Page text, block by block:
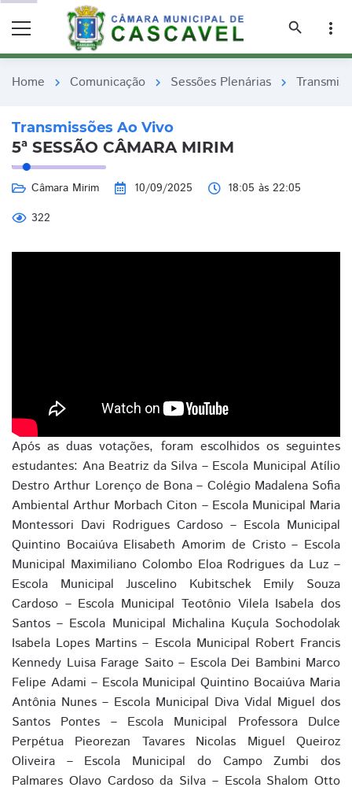
search
more_vert
Home chevron_right Comunicação chevron_right Sessões Plenárias chevron_right
Transmissões Ao Vivo
5ª SESSÃO CÂMARA MIRIM
Câmara Mirim 10/09/2025
18:05 às 22:05
322
Após as duas votações, foram escolhidos os seguintes
estudantes: Ana Beatriz da Silva – Escola Municipal Atílio
Destro Arthur Lorenço de Bona – Colégio Madalena Sofia
Ambiental Arthur Morbach Citon – Escola Municipal Maria
Montessori Davi Rodrigues Cardoso – Escola Municipal
Quintino Bocaiúva Elisabeth Amorim de Cristo – Escola
Municipal Maximiliano Colombo Eloa Rodrigues da Luz –
Escola Municipal Juscelino Kubitschek Emily Souza
Cardoso – Escola Municipal Teotônio Vilela Isabela dos
Santos – Escola Municipal Michalina Kuçula Sochodolak
Isabela Lopes Martins – Escola Municipal Robert Francis
Kennedy Luisa Farage Saito – Escola Dei Bambini Marco
Felipe Adami – Escola Municipal Quintino Bocaiúva Maria
Antônia Nunes – Escola Municipal Diva Vidal Miguel dos
Santos Pontes – Escola Municipal Professora Dulce
Perpétua Pieorezan Tavares Nicolas Miguel Queiroz
Oliveira – Escola Municipal do Campo Zumbi dos
Palmares Olavo Cardoso da Silva – Escola Shalom Otto